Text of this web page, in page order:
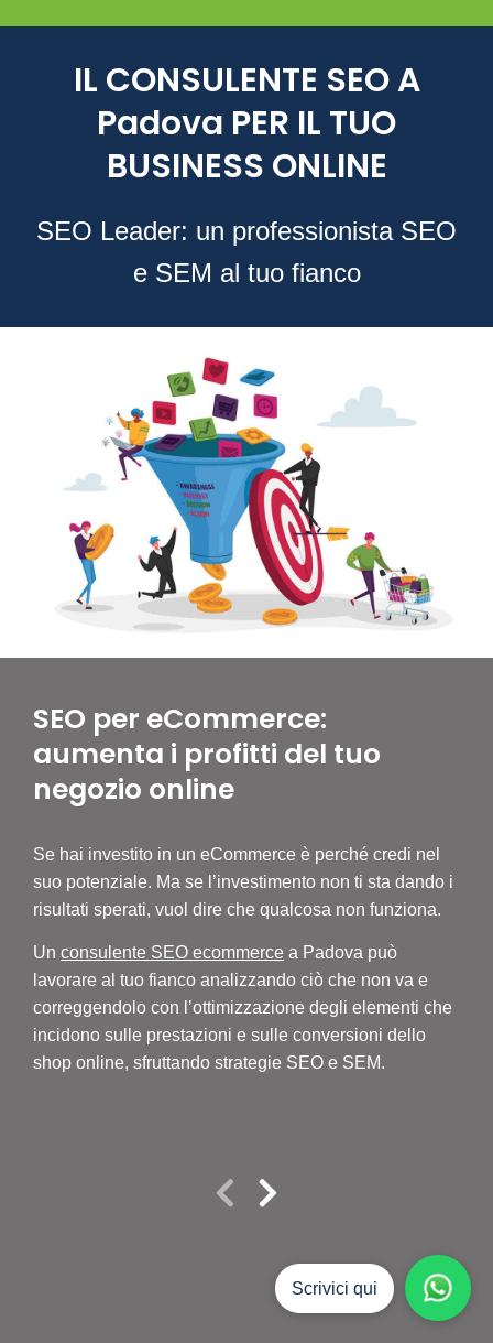
IL CONSULENTE SEO A
Padova PER IL TUO
BUSINESS ONLINE
SEO Leader: un professionista SEO
e SEM al tuo fianco
SEO per eCommerce:
aumenta i profitti del tuo
negozio online
Se hai investito in un eCommerce è perché credi nel
suo potenziale. Ma se l’investimento non ti sta dando i
risultati sperati, vuol dire che qualcosa non funziona.
Un consulente SEO ecommerce a Padova può
lavorare al tuo fianco analizzando ciò che non va e
correggendolo con l’ottimizzazione degli elementi che
incidono sulle prestazioni e sulle conversioni dello
shop online, sfruttando strategie SEO e SEM.
Scrivici qui